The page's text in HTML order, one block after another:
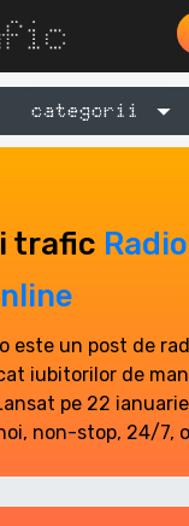
categorii
trafic
este un post de
iubitorilor de
pe 22
non-stop, 24/7,